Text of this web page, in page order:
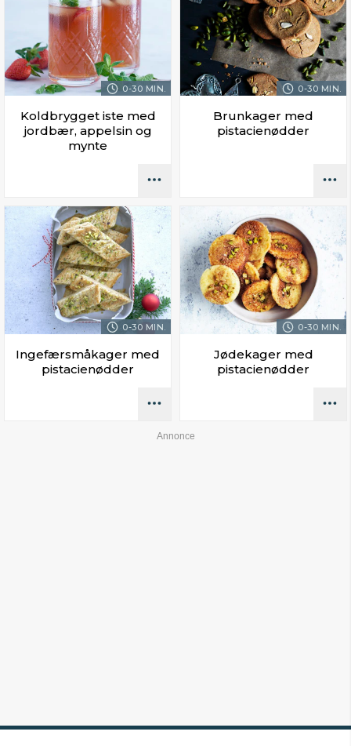
0-30 MIN.
Koldbrygget iste med
jordbær, appelsin og
mynte
0-30 MIN.
Brunkager med
pistacienødder
0-30 MIN.
Ingefærsmåkager med
pistacienødder
0-30 MIN.
Jødekager med
pistacienødder